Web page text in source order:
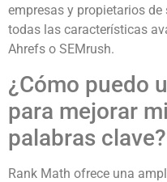
empresas y propietarios
todas las características
Ahrefs o SEMrush.
¿Cómo puedo
para mejorar
palabras clave?
Rank Math ofrece una